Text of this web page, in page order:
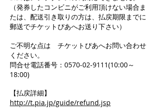
（発券したコンビニがご利用頂けない場合ま
たは、配送引き取りの方は、払戻期限までに
郵送でチケットぴあへお送り下さい）
ご不明な点は チケットぴあへお問い合わせ
ください。
問合せ電話番号：0570-02-9111(10:00～
18:00)
【払戻詳細】
http://t.pia.jp/guide/refund.jsp